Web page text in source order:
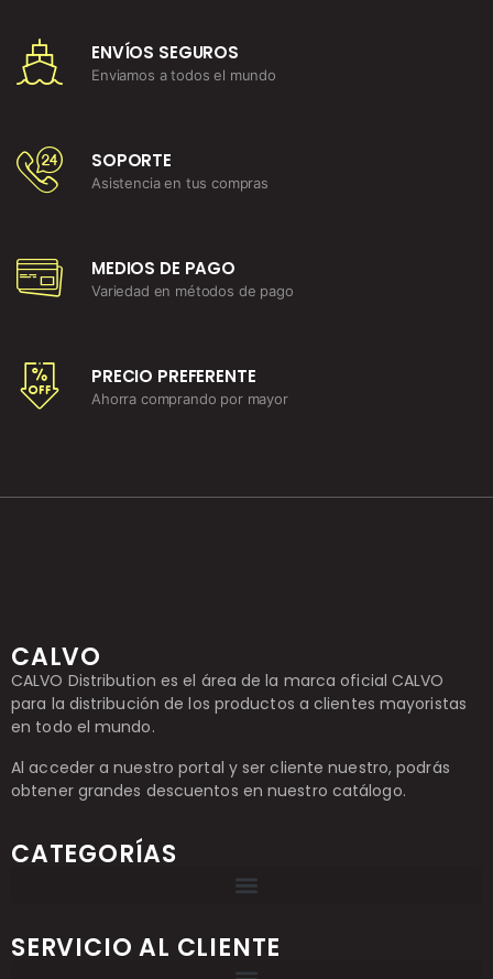
ENVÍOS SEGUROS
Enviamos a todos el mundo
SOPORTE
Asistencia en tus compras
MEDIOS DE PAGO
Variedad en métodos de pago
PRECIO PREFERENTE
Ahorra comprando por mayor
CALVO
CALVO Distribution es el área de la marca oficial CALVO
para la distribución de los productos a clientes mayoristas
en todo el mundo.
Al acceder a nuestro portal y ser cliente nuestro, podrás
obtener grandes descuentos en nuestro catálogo.
CATEGORÍAS
SERVICIO AL CLIENTE